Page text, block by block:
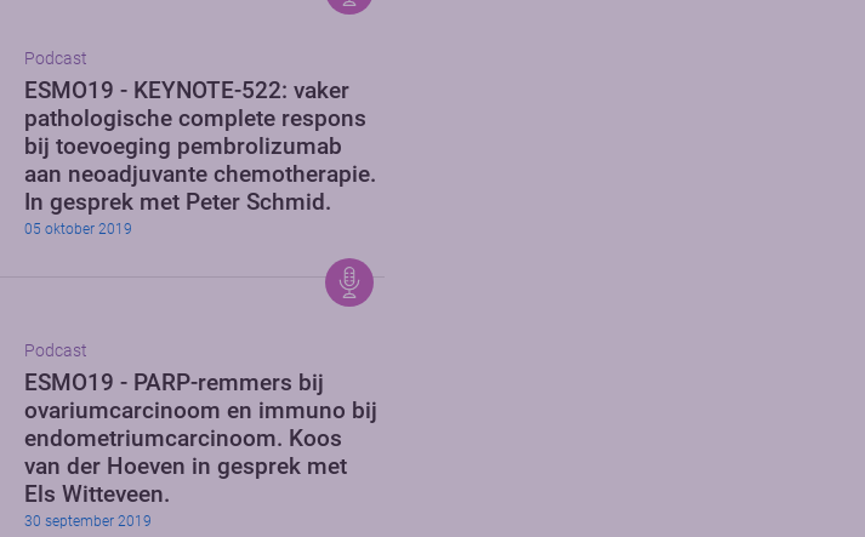
Podcast
ESMO19 - KEYNOTE-522: vaker
pathologische complete respons
bij toevoeging pembrolizumab
aan neoadjuvante chemotherapie.
In gesprek met Peter Schmid.
05 oktober 2019
Podcast
ESMO19 - PARP-remmers bij
ovariumcarcinoom en immuno bij
endometriumcarcinoom. Koos
van der Hoeven in gesprek met
Els Witteveen.
30 september 2019